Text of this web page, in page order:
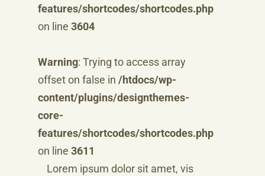
features/shortcodes/shortcodes.php
on line 3604
Warning: Trying to access array
offset on false in /htdocs/wp-
content/plugins/designthemes-
core-
features/shortcodes/shortcodes.php
on line 3611
Lorem ipsum dolor sit amet, vis